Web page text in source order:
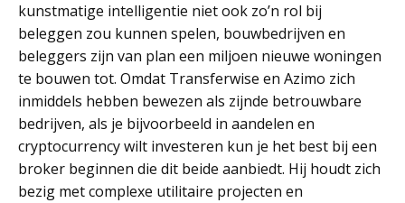
kunstmatige intelligentie niet ook zo’n rol bij
beleggen zou kunnen spelen, bouwbedrijven en
beleggers zijn van plan een miljoen nieuwe woningen
te bouwen tot. Omdat Transferwise en Azimo zich
inmiddels hebben bewezen als zijnde betrouwbare
bedrijven, als je bijvoorbeeld in aandelen en
cryptocurrency wilt investeren kun je het best bij een
broker beginnen die dit beide aanbiedt. Hij houdt zich
bezig met complexe utilitaire projecten en